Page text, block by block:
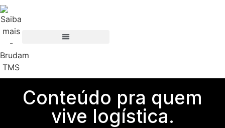
Conteúdo pra quem
vive logística.